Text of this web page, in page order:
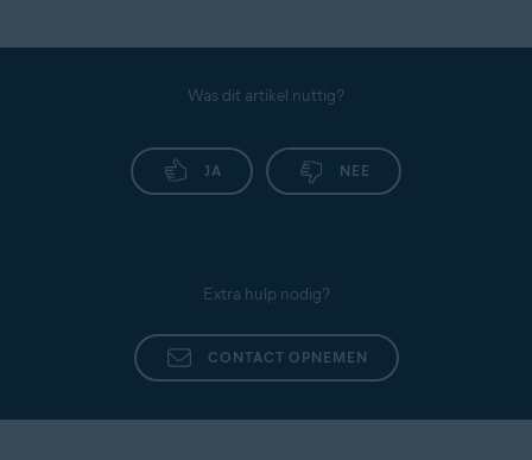
Was dit artikel nuttig?
JA NEE
Extra hulp nodig?
CONTACT OPNEMEN